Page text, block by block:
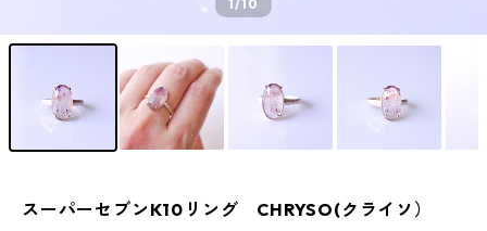
1/10
スーパーセブンK10リング CHRYSO(クライソ）